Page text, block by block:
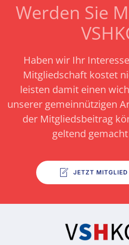
Werden Sie
Haben wir Ihr
Mitgliedschaft kostet
leisten damit einen
unserer gemeinnützigen
der Mitgliedsbeitrag
geltend
JETZT MITGLIED